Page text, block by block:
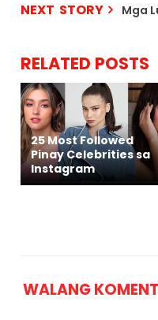
NEXT STORY Mga
RELATED POSTS
25 Most Followed
Pinay Celebrities sa
Instagram
WALANG